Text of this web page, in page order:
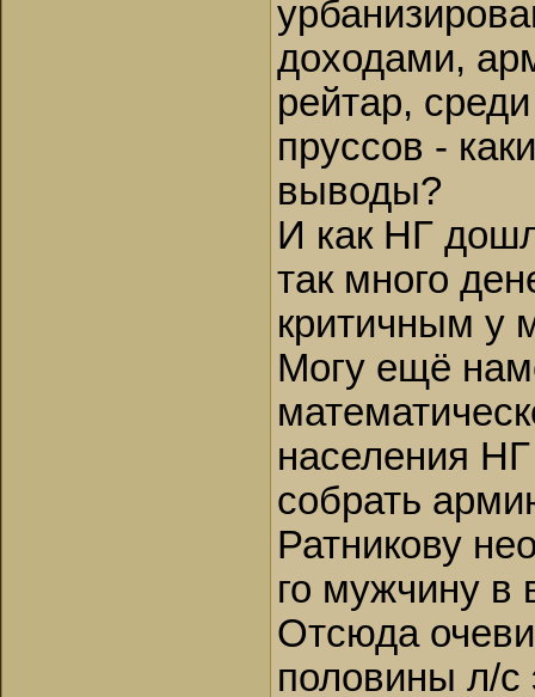
доходами,
рейтар,
пруссов -
выводы?
И как НГ
так много
критичным у
Могу ещё
населения
собрать
Ратникову
го мужчину в
Отсюда
половины л/с